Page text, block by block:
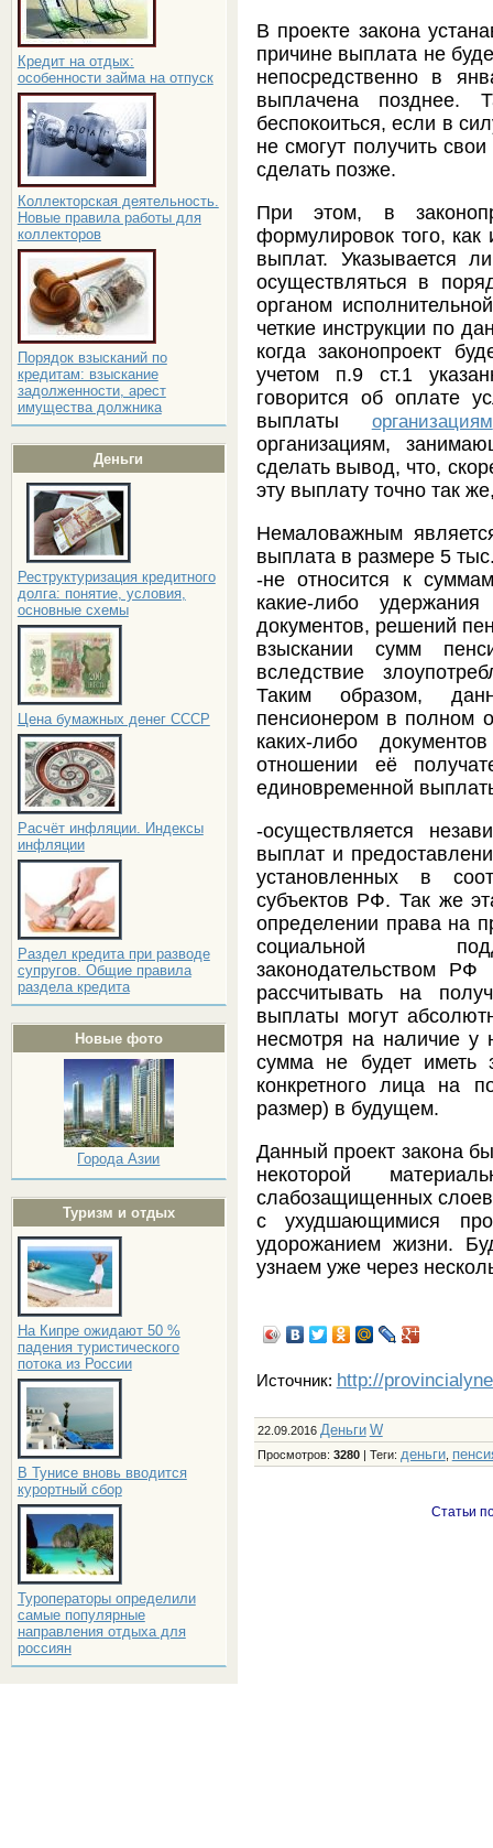
Кредит на отдых:
особенности займа на отпуск
Коллекторская деятельность.
Новые правила работы для
коллекторов
Порядок взысканий по
кредитам: взыскание
задолженности, арест
имущества должника
Деньги
Реструктуризация кредитного
долга: понятие, условия,
основные схемы
Цена бумажных денег СССР
Расчёт инфляции. Индексы
инфляции
Раздел кредита при разводе
супругов. Общие правила
раздела кредита
Новые фото
Города Азии
Туризм и отдых
На Кипре ожидают 50 %
падения туристического
потока из России
В Тунисе вновь вводится
курортный сбор
Туроператоры определили
самые популярные
направления отдыха для
россиян
В проекте закона
причине выплата не
непосредственно в
выплачена позднее.
беспокоиться, если в
не смогут получить свои
сделать позже.
При этом, в
формулировок того, как
выплат. Указывается
осуществляться в
органом
четкие инструкции по
когда законопроект
учетом п.9 ст.1
говорится об оплате
выплаты организациям
организациям,
сделать вывод, что,
эту выплату точно так
Немаловажным
выплата в размере 5
-не относится к
какие-либо
документов, решений
взыскании сумм
вследствие
Таким образом,
пенсионером в полном
каких-либо
отношении её
единовременной
-осуществляется
выплат и
установленных в
субъектов РФ. Так же
определении права на
социальной
законодательством
рассчитывать на
выплаты могут
несмотря на наличие у
сумма не будет иметь
конкретного лица на
размер) в будущем.
Данный проект закона
некоторой
слабозащищенных
с ухудшающимися
удорожанием жизни.
узнаем уже через
Источник: http://
22.09.2016 Деньги W
Просмотров: 3280| Теги: деньги,
Статьи